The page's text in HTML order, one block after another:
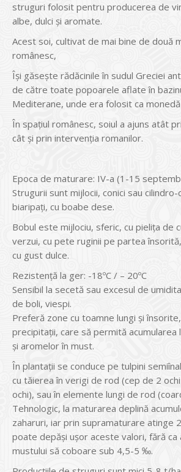
struguri folosit pentru producerea de
albe, dulci și aromate.
Acest soi, cultivat de mai bine de două
românesc,
Își găsește rădăcinile în sudul Greciei
de către toate popoarele aflate în
Mediterane, unde era folosit ca
În spațiul românesc, soiul a ajuns atât
cât și prin intervenția romanilor.
Epoca de maturare: IV-a (1-15
Strugurii sunt mijlocii, conici sau cilindro-
biaripaţi, cu boabe dese.
Bobul este mijlociu, sferic, cu pieliţa de
verzui, cu pete ruginii pe partea
cu gust dulce.
Rezistenţă la ger: -18ºC / – 20ºC
Sensibil la secetă sau excesul de
de boli, viespi.
Preferă zone cu toamne lungi şi
precipitaţii, care să permită acumularea
şi aromelor în must.
În plantaţii se conduce pe tulpini
cu tăierea în verigi de rod (cep de 2
ochi), sau în elemente lungi de rod
Tehnologic, la maturarea deplină
zaharuri, iar prin supramaturare atinge
poate depăşi uşor aceste valori, fără
mustului să coboare sub 4,5-5 ‰.